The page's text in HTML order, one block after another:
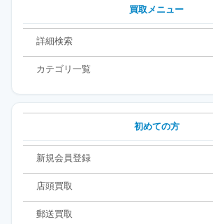
買取メニュー
詳細検索
カテゴリ一覧
初めての方
新規会員登録
店頭買取
郵送買取